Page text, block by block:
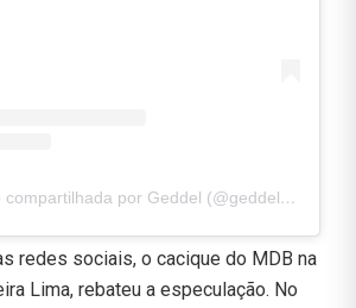
Uma publicação compartilhada por Geddel (@geddel_113)
redes sociais, o cacique do MDB na
Lima, rebateu a especulação. No